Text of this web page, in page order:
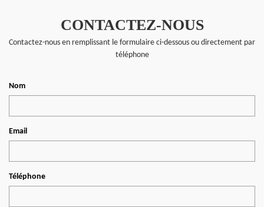
CONTACTEZ-NOUS
Contactez-nous en remplissant le formulaire ci-dessous ou directement par
téléphone
Nom
Email
Téléphone